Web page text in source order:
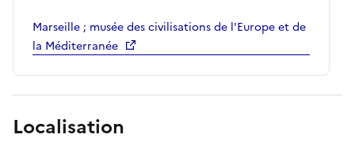
Marseille ; musée des civilisations de l'Europe et de
la Méditerranée
Localisation